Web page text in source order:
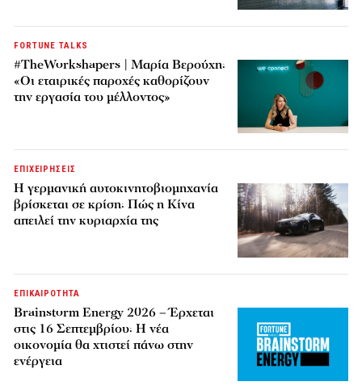
FORTUNE TALKS
#TheWorkshapers | Μαρία Βερούχη:
«Οι εταιρικές παροχές καθορίζουν
την εργασία του μέλλοντος»
ΕΠΙΧΕΙΡΗΣΕΙΣ
Η γερμανική αυτοκινητοβιομηχανία
βρίσκεται σε κρίση: Πώς η Κίνα
απειλεί την κυριαρχία της
ΕΠΙΚΑΙΡΟΤΗΤΑ
Brainstorm Energy 2026 – Έρχεται
στις 16 Σεπτεμβρίου: Η νέα
οικονομία θα χτιστεί πάνω στην
ενέργεια